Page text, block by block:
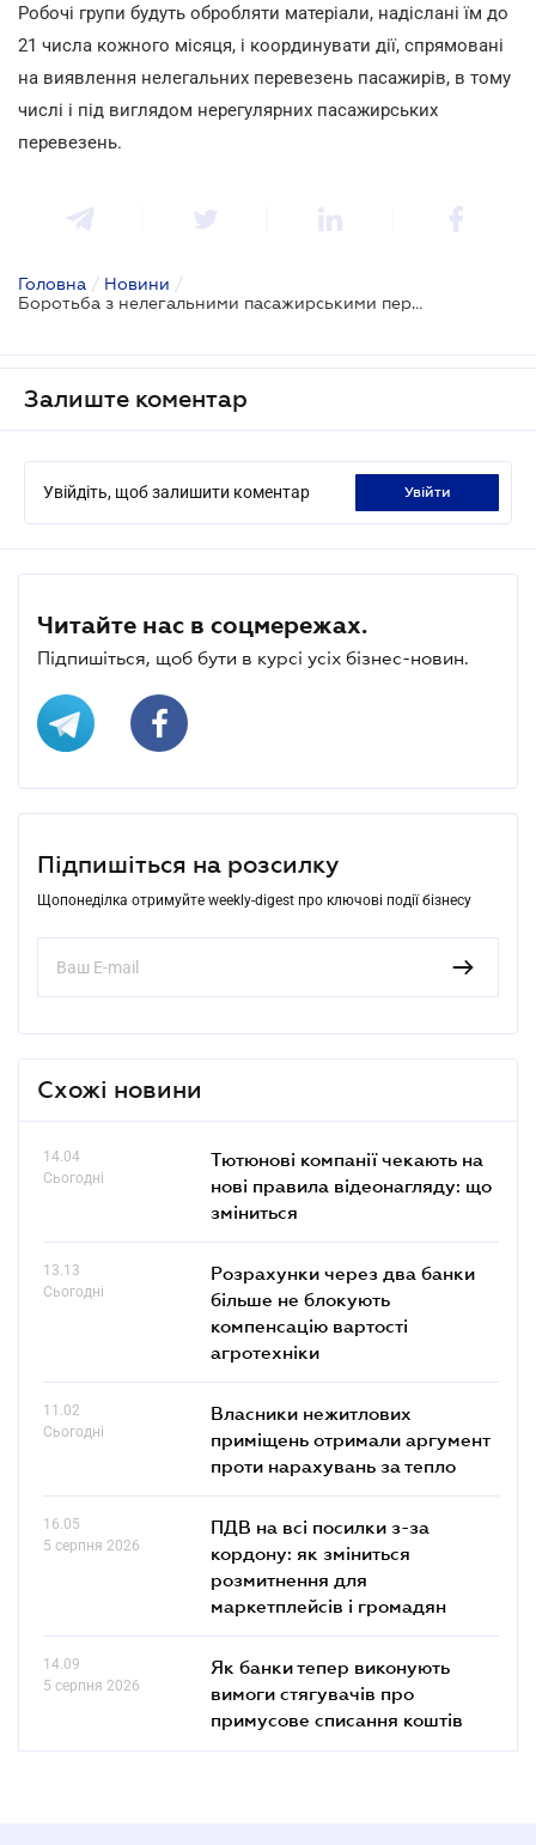
Робочі групи будуть обробляти матеріали, надіслані їм до
21 числа кожного місяця, і координувати дії, спрямовані
на виявлення нелегальних перевезень пасажирів, в тому
числі і під виглядом нерегулярних пасажирських
перевезень.
Головна / Новини /
Боротьба з нелегальними пасажирськими перевезеннями може стати системною
Залиште коментар
Увійдіть, щоб залишити коментар увійти
Читайте нас в соцмережах.
Підпишіться, щоб бути в курсі усіх бізнес-новин.
Підпишіться на розсилку
Щопонеділка отримуйте weekly-digest про ключові події бізнесу
Схожі новини
14.04
Сьогодні
Тютюнові компанії чекають на
нові правила відеонагляду: що
зміниться
13.13
Сьогодні
Розрахунки через два банки
більше не блокують
компенсацію вартості
агротехніки
11.02
Сьогодні
Власники нежитлових
приміщень отримали аргумент
проти нарахувань за тепло
16.05
5 серпня 2026
ПДВ на всі посилки з-за
кордону: як зміниться
розмитнення для
маркетплейсів і громадян
14.09
5 серпня 2026
Як банки тепер виконують
вимоги стягувачів про
примусове списання коштів